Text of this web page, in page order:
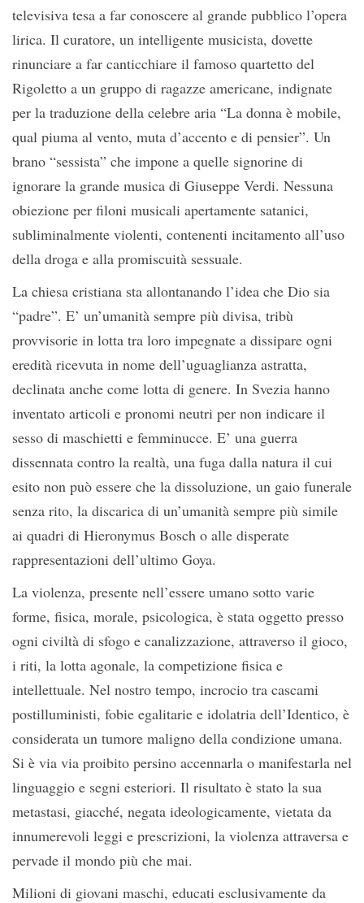
televisiva tesa a far conoscere al grande pubblico l’opera
lirica. Il curatore, un intelligente musicista, dovette
rinunciare a far canticchiare il famoso quartetto del
Rigoletto a un gruppo di ragazze americane, indignate
per la traduzione della celebre aria “La donna è mobile,
qual piuma al vento, muta d’accento e di pensier”. Un
brano “sessista” che impone a quelle signorine di
ignorare la grande musica di Giuseppe Verdi. Nessuna
obiezione per filoni musicali apertamente satanici,
subliminalmente violenti, contenenti incitamento all’uso
della droga e alla promiscuità sessuale.
La chiesa cristiana sta allontanando l’idea che Dio sia
“padre”. E’ un’umanità sempre più divisa, tribù
provvisorie in lotta tra loro impegnate a dissipare ogni
eredità ricevuta in nome dell’uguaglianza astratta,
declinata anche come lotta di genere. In Svezia hanno
inventato articoli e pronomi neutri per non indicare il
sesso di maschietti e femminucce. E’ una guerra
dissennata contro la realtà, una fuga dalla natura il cui
esito non può essere che la dissoluzione, un gaio funerale
senza rito, la discarica di un’umanità sempre più simile
ai quadri di Hieronymus Bosch o alle disperate
rappresentazioni dell’ultimo Goya.
La violenza, presente nell’essere umano sotto varie
forme, fisica, morale, psicologica, è stata oggetto presso
ogni civiltà di sfogo e canalizzazione, attraverso il gioco,
i riti, la lotta agonale, la competizione fisica e
intellettuale. Nel nostro tempo, incrocio tra cascami
postilluministi, fobie egalitarie e idolatria dell’Identico, è
considerata un tumore maligno della condizione umana.
Si è via via proibito persino accennarla o manifestarla nel
linguaggio e segni esteriori. Il risultato è stato la sua
metastasi, giacché, negata ideologicamente, vietata da
innumerevoli leggi e prescrizioni, la violenza attraversa e
pervade il mondo più che mai.
Milioni di giovani maschi, educati esclusivamente da